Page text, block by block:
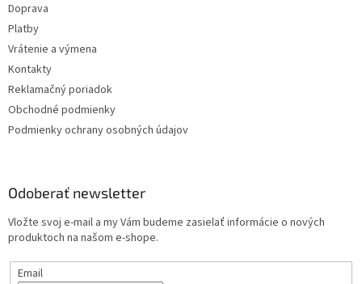
Doprava
Platby
Vrátenie a výmena
Kontakty
Reklamačný poriadok
Obchodné podmienky
Podmienky ochrany osobných údajov
Odoberať newsletter
Vložte svoj e-mail a my Vám budeme zasielať informácie o nových
produktoch na našom e-shope.
Email